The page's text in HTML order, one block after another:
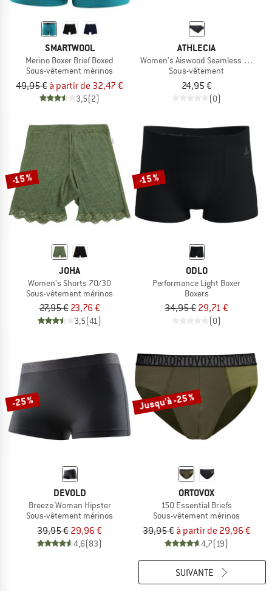
SMARTWOOL
Merino Boxer Brief Boxed
Sous-vêtement mérinos
49,95 € à partir de 32,47 €
3,5(2)
ATHLECIA
Women's Aiswood Seamless Hipster
Sous-vêtement
24,95 €
(0)
-15 %
JOHA
Women's Shorts 70/30
Sous-vêtement mérinos
27,95 € 23,76 €
3,5(41)
-15 %
ODLO
Performance Light Boxer
Boxers
34,95 € 29,71 €
(0)
-25 %
DEVOLD
Breeze Woman Hipster
Sous-vêtement mérinos
39,95 € 29,96 €
4,6(83)
Jusqu'à -25 %
ORTOVOX
150 Essential Briefs
Sous-vêtement mérinos
39,95 € à partir de 29,96 €
4,7(19)
SUIVANTE